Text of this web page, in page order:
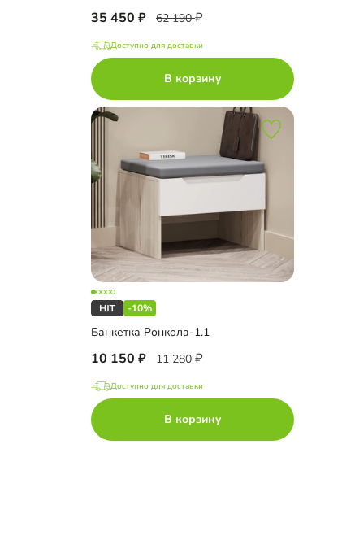
35 450 62 190
Доступно для доставки
В корзину
-10%
Банкетка Ронкола-1.1
10 150 11 280
Доступно для доставки
В корзину